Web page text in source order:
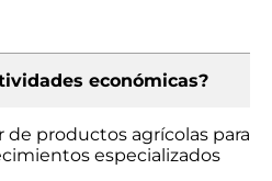
económicas?
productos agrícolas para
especializados